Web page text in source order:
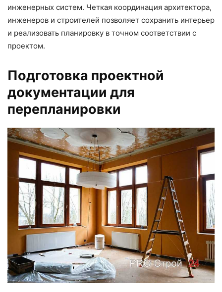
инженерных систем. Четкая координация архитектора,
инженеров и строителей позволяет сохранить интерьер
и реализовать планировку в точном соответствии с
проектом.
Подготовка проектной
документации для
перепланировки